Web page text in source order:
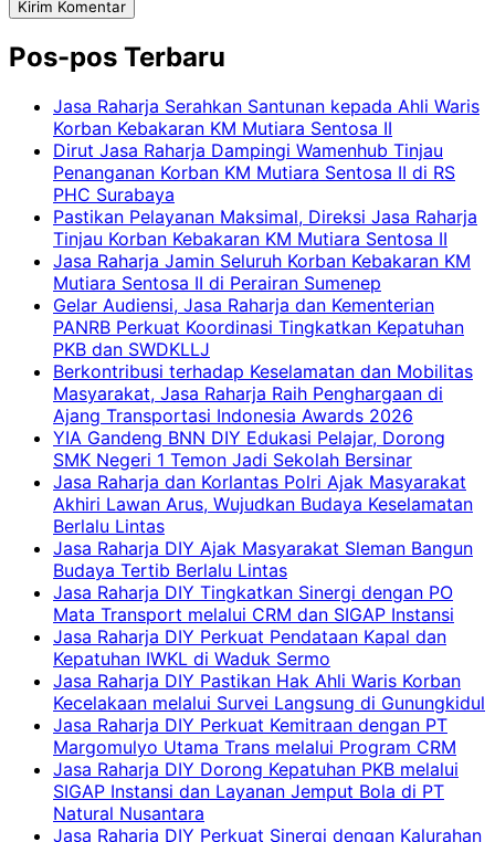
Pos-pos Terbaru
Jasa Raharja Serahkan Santunan kepada Ahli Waris
Korban Kebakaran KM Mutiara Sentosa II
Dirut Jasa Raharja Dampingi Wamenhub Tinjau
Penanganan Korban KM Mutiara Sentosa II di RS
PHC Surabaya
Pastikan Pelayanan Maksimal, Direksi Jasa Raharja
Tinjau Korban Kebakaran KM Mutiara Sentosa II
Jasa Raharja Jamin Seluruh Korban Kebakaran KM
Mutiara Sentosa II di Perairan Sumenep
Gelar Audiensi, Jasa Raharja dan Kementerian
PANRB Perkuat Koordinasi Tingkatkan Kepatuhan
PKB dan SWDKLLJ
Berkontribusi terhadap Keselamatan dan Mobilitas
Masyarakat, Jasa Raharja Raih Penghargaan di
Ajang Transportasi Indonesia Awards 2026
YIA Gandeng BNN DIY Edukasi Pelajar, Dorong
SMK Negeri 1 Temon Jadi Sekolah Bersinar
Jasa Raharja dan Korlantas Polri Ajak Masyarakat
Akhiri Lawan Arus, Wujudkan Budaya Keselamatan
Berlalu Lintas
Jasa Raharja DIY Ajak Masyarakat Sleman Bangun
Budaya Tertib Berlalu Lintas
Jasa Raharja DIY Tingkatkan Sinergi dengan PO
Mata Transport melalui CRM dan SIGAP Instansi
Jasa Raharja DIY Perkuat Pendataan Kapal dan
Kepatuhan IWKL di Waduk Sermo
Jasa Raharja DIY Pastikan Hak Ahli Waris Korban
Kecelakaan melalui Survei Langsung di Gunungkidul
Jasa Raharja DIY Perkuat Kemitraan dengan PT
Margomulyo Utama Trans melalui Program CRM
Jasa Raharja DIY Dorong Kepatuhan PKB melalui
SIGAP Instansi dan Layanan Jemput Bola di PT
Natural Nusantara
Jasa Raharja DIY Perkuat Sinergi dengan Kalurahan